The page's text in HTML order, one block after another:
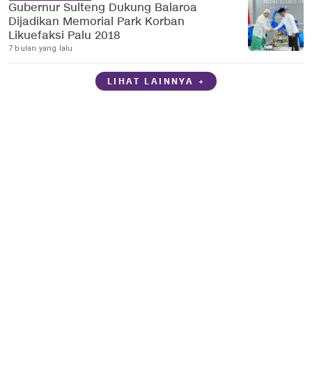
Gubernur Sulteng Dukung Balaroa
Dijadikan Memorial Park Korban
Likuefaksi Palu 2018
7 bulan yang lalu
LIHAT LAINNYA +